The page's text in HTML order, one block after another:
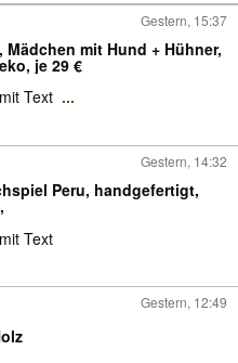
Gestern, 15:37
mit Hund + Hühner,
je 29 €
Text ...
Gestern, 14:32
Peru, handgefertigt,
Text
Gestern, 12:49